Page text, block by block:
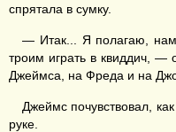
спрятала в сумку.
— Итак... Я полагаю, нам
троим играть в квиддич, —
Джеймса, на Фреда и на
Джеймс почувствовал,
руке.